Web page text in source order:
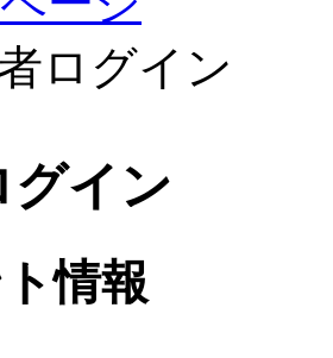
ログイン
グイン
情報